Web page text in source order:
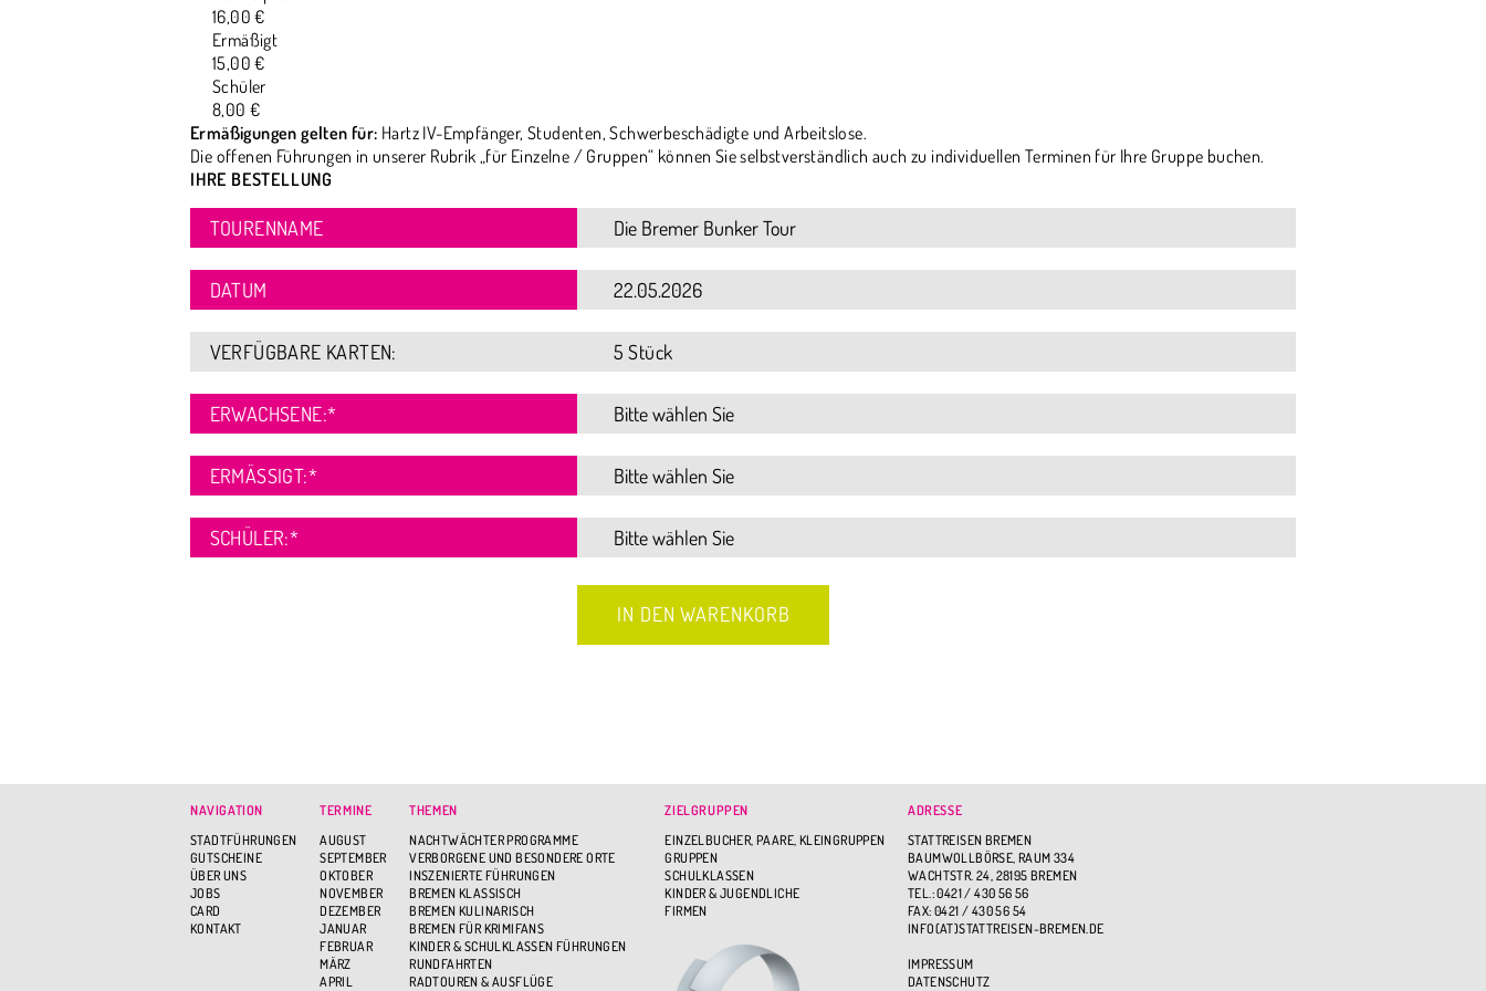
16,00 €
Ermäßigt
15,00 €
Schüler
8,00 €
Ermäßigungen gelten für: Hartz IV-Empfänger, Studenten, Schwerbeschädigte und Arbeitslose.
Die offenen Führungen in unserer Rubrik „für Einzelne / Gruppen“ können Sie selbstverständlich auch zu individuellen Terminen für Ihre Gruppe buchen.
IHRE BESTELLUNG
TOURENNAME
DATUM
VERFÜGBARE KARTEN: 5 Stück
ERWACHSENE:*
ERMÄSSIGT: *
SCHÜLER:*
NAVIGATION
STADTFÜHRUNGEN
GUTSCHEINE
ÜBER UNS
JOBS
CARD
KONTAKT
TERMINE
AUGUST
SEPTEMBER
OKTOBER
NOVEMBER
DEZEMBER
JANUAR
FEBRUAR
MÄRZ
APRIL
THEMEN
NACHTWÄCHTER PROGRAMME
VERBORGENE UND BESONDERE ORTE
INSZENIERTE FÜHRUNGEN
BREMEN KLASSISCH
BREMEN KULINARISCH
BREMEN FÜR KRIMIFANS
KINDER & SCHULKLASSEN FÜHRUNGEN
RUNDFAHRTEN
RADTOUREN & AUSFLÜGE
ZIELGRUPPEN
EINZELBUCHER, PAARE, KLEINGRUPPEN
GRUPPEN
SCHULKLASSEN
KINDER & JUGENDLICHE
FIRMEN
ADRESSE
STATTREISEN BREMEN
BAUMWOLLBÖRSE, RAUM 334
WACHTSTR. 24, 28195 BREMEN
TEL.: 0421 / 430 56 56
FAX: 0421 / 430 56 54
INFO(AT)STATTREISEN-BREMEN.DE
IMPRESSUM
DATENSCHUTZ